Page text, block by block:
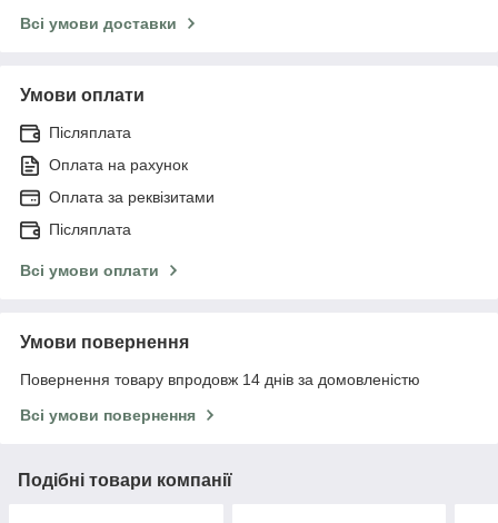
Всі умови доставки
Умови оплати
Післяплата
Оплата на рахунок
Оплата за реквізитами
Післяплата
Всі умови оплати
Умови повернення
Повернення товару впродовж 14 днів за домовленістю
Всі умови повернення
Подібні товари компанії